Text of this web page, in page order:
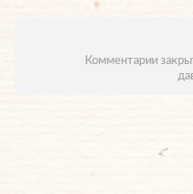
Комментарии